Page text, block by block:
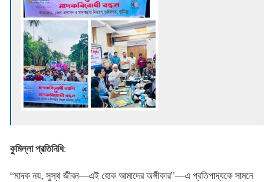
কুমিল্লা প্রতিনিধি:
“মাদক নয়, সুস্থ জীবন—এই হোক আমাদের অঙ্গীকার”—এ প্রতিপাদ্যকে সামনে